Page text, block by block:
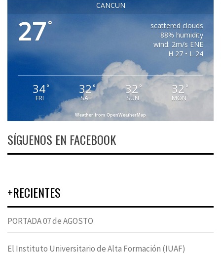
CANCUN
27°
scattered clouds
88% humidity
wind: 2m/s ENE
H 27 • L 24
34°
FRI
32°
SAT
32 °
SUN
32 °
MON
Weather from OpenWeatherMap
SÍGUENOS EN FACEBOOK
+RECIENTES
PORTADA 07 de AGOSTO
El Instituto Universitario de Alta Formación (IUAF)